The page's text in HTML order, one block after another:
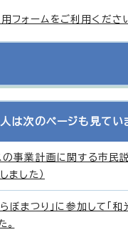
フォームをご利用くださ
は次のページも見てい
の事業計画に関する市民
ました）
ぼまつり」に参加して「和
。